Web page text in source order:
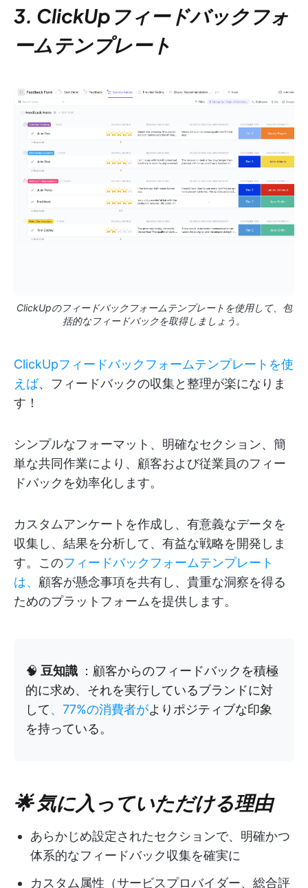
3. ClickUpフィードバックフォ
ームテンプレート
ClickUpのフィードバックフォームテンプレートを使用して、包
括的なフィードバックを取得しましょう。
ClickUpフィードバックフォームテンプレートを使
えば、フィードバックの収集と整理が楽になりま
す！
シンプルなフォーマット、明確なセクション、簡
単な共同作業により、顧客および従業員のフィー
ドバックを効率化します。
カスタムアンケートを作成し、有意義なデータを
収集し、結果を分析して、有益な戦略を開発しま
す。このフィードバックフォームテンプレート
は、 顧客が懸念事項を共有し、貴重な洞察を得る
ためのプラットフォームを提供します。
🧠 豆知識 ：顧客からのフィードバックを積極
的に求め、それを実行しているブランドに対
して、77%の消費者がよりポジティブな印象
を持っている。
🌟 気に入っていただける理由
あらかじめ設定されたセクションで、明確かつ
体系的なフィードバック収集を確実に
カスタム属性（サービスプロバイダー、総合評